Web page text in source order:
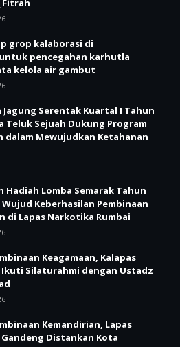
Fitrah
grop kalaborasi di
pencegahan karhutla
kelola air gambut
Jagung Serentak Kuartal I Tahun
Teluk Sejuah Dukung Program
dalam Mewujudkan Ketahanan
Hadiah Lomba Semarak Tahun
Wujud Keberhasilan Pembinaan
di Lapas Narkotika Rumbai
Keagamaan, Kalapas
Ikuti Silaturahmi dengan Ustadz
Kemandirian, Lapas
Distankan Kota